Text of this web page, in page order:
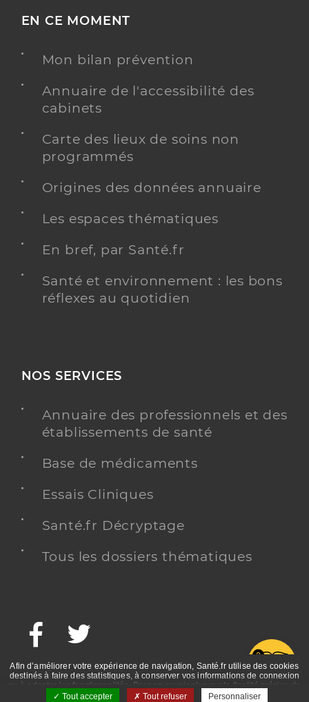
EN CE MOMENT
Mon bilan prévention
Annuaire de l'accessibilité des
cabinets
Carte des lieux de soins non
programmés
Origines des données annuaire
Les espaces thématiques
En bref, par Santé.fr
Santé et environnement : les bons
réflexes au quotidien
NOS SERVICES
Annuaire des professionnels et des
établissements de santé
Base de médicaments
Essais Cliniques
Santé.fr Décryptage
Tous les dossiers thématiques
Facebook
Afin d’améliorer votre expérience de navigation, Santé.fr utilise des cookies
destinés à faire des statistiques, à conserver vos informations de connexion
ou à adapter les fonctionnalités. Pour en savoir plus sur la finalité précise de
ces cookies, nous vous invitons à prendre connaissance de la politique de
Tout accepter Tout refuser Personnaliser